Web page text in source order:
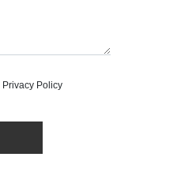
Privacy Policy